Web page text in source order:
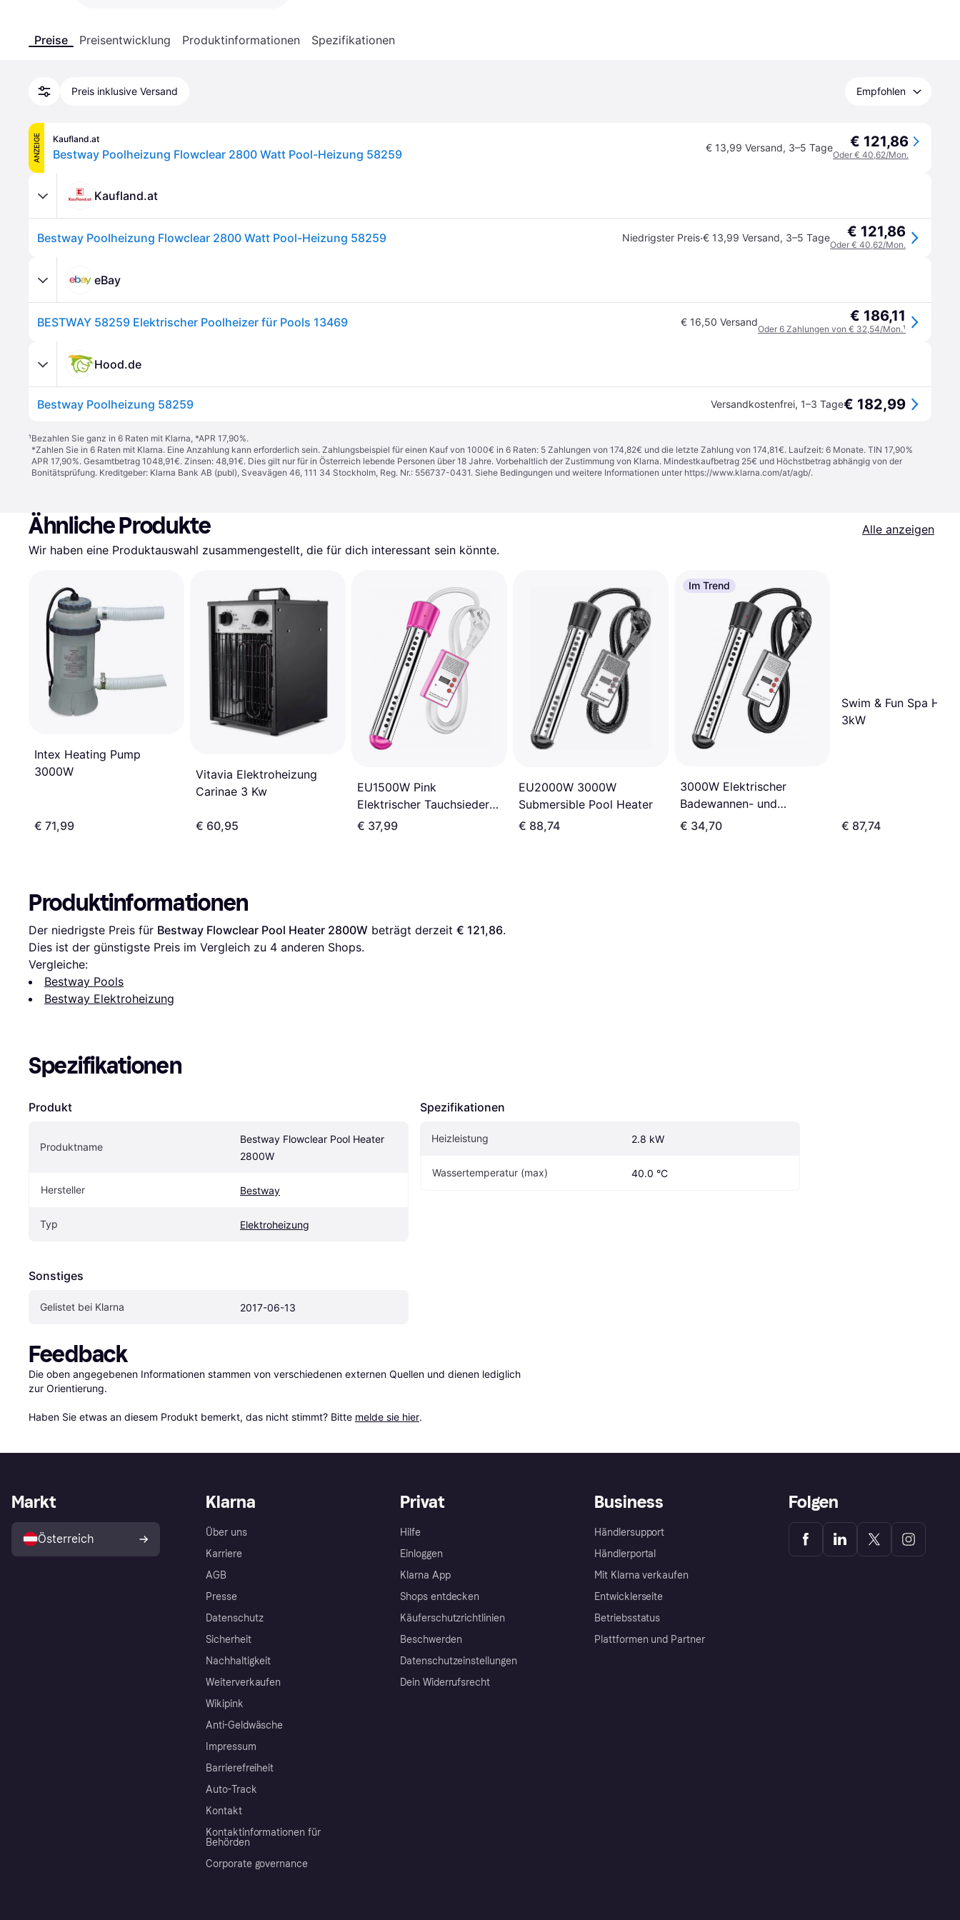
Preise Preisentwicklung Produktinformationen Spezifikationen
Preis inklusive Versand Empfohlen
ANZEIGE Kaufland.at
Bestway Poolheizung Flowclear 2800 Watt Pool-Heizung 58259 € 13,99 Versand, 3–5 Tage € 121,86
Oder € 40,62/Mon.
Kaufland.at
Bestway Poolheizung Flowclear 2800 Watt Pool-Heizung 58259 Niedrigster Preis·€ 13,99 Versand, 3–5 Tage € 121,86
Oder € 40,62/Mon.
eBay
BESTWAY 58259 Elektrischer Poolheizer für Pools 13469 € 16,50 Versand € 186,11
Oder 6 Zahlungen von € 32,54/Mon.¹
Hood.de
Bestway Poolheizung 58259 Versandkostenfrei, 1–3 Tage€ 182,99
¹Bezahlen Sie ganz in 6 Raten mit Klarna, *APR 17,90%.
*Zahlen Sie in 6 Raten mit Klarna. Eine Anzahlung kann erforderlich sein. Zahlungsbeispiel für einen Kauf von 1000€ in 6 Raten: 5 Zahlungen von 174,82€ und die letzte Zahlung von 174,81€. Laufzeit: 6 Monate. TIN 17,90%
APR 17,90%. Gesamtbetrag 1048,91€. Zinsen: 48,91€. Dies gilt nur für in Österreich lebende Personen über 18 Jahre. Vorbehaltlich der Zustimmung von Klarna. Mindestkaufbetrag 25€ und Höchstbetrag abhängig von der
Bonitätsprüfung. Kreditgeber: Klarna Bank AB (publ), Sveavägen 46, 111 34 Stockholm, Reg. Nr.: 556737-0431. Siehe Bedingungen und weitere Informationen unter https://www.klarna.com/at/agb/.
Ähnliche Produkte
Alle anzeigen
Wir haben eine Produktauswahl zusammengestellt, die für dich interessant sein könnte.
Intex Heating Pump
3000W
€ 71,99
Vitavia Elektroheizung
Carinae 3 Kw
€ 60,95
EU1500W Pink
Elektrischer Tauchsieder
3000 W
€ 37,99
EU2000W 3000W
Submersible Pool Heater
€ 88,74
Im Trend
3000W Elektrischer
Badewannen- und
Poolheizer mit Timer
€ 34,70
Swim & Fun Spa
3kW
€ 87,74
Produktinformationen
Der niedrigste Preis für Bestway Flowclear Pool Heater 2800W beträgt derzeit € 121,86.
Dies ist der günstigste Preis im Vergleich zu 4 anderen Shops.
Vergleiche:
Bestway Pools
Bestway Elektroheizung
Spezifikationen
Produkt
Produktname
Bestway Flowclear Pool Heater
2800W
Hersteller Bestway
Typ Elektroheizung
Sonstiges
Gelistet bei Klarna 2017-06-13
Spezifikationen
Heizleistung 2.8 kW
Wassertemperatur (max) 40.0 °C
Feedback
Die oben angegebenen Informationen stammen von verschiedenen externen Quellen und dienen lediglich
zur Orientierung.
Haben Sie etwas an diesem Produkt bemerkt, das nicht stimmt? Bitte melde sie hier.
Klarna
Über uns
Karriere
AGB
Presse
Datenschutz
Sicherheit
Nachhaltigkeit
Weiterverkaufen
Wikipink
Anti-Geldwäsche
Impressum
Barrierefreiheit
Auto-Track
Kontakt
Kontaktinformationen für
Behörden
Corporate governance
Privat
Hilfe
Einloggen
Klarna App
Shops entdecken
Käuferschutzrichtlinien
Beschwerden
Datenschutzeinstellungen
Dein Widerrufsrecht
Business
Händlersupport
Händlerportal
Mit Klarna verkaufen
Entwicklerseite
Betriebsstatus
Plattformen und Partner
Markt
Österreich
Folgen